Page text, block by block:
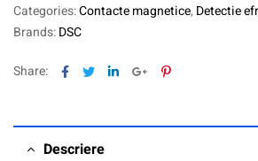
Categories:Contacte magnetice, Detectie
Brands:DSC
Share: Facebook
TwitterLinkedinGoogle+Pinterest
Descriere